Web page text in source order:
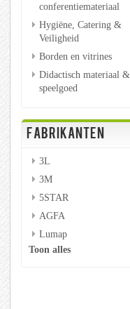
conferentiemateriaal
Hygiëne, Catering &
Veiligheid
Borden en vitrines
Didactisch materiaal &
speelgoed
FABRIKANTEN
3L
3M
5STAR
AGFA
Lumap
Toon alles